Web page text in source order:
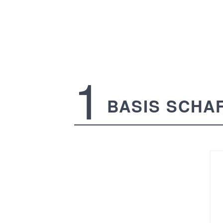
BASIS